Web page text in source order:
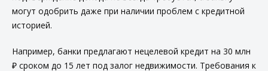
могут одобрить даже при наличии проблем с кредитной
историей.
Например, банки предлагают нецелевой кредит на 30 млн
₽ сроком до 15 лет под залог недвижимости. Требования к